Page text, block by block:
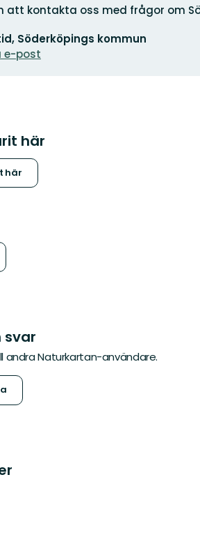
att kontakta oss med frågor om
Söderköpings kommun
e-post
här
här
svar
andra Naturkartan-användare.